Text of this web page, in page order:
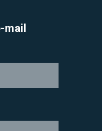
mail